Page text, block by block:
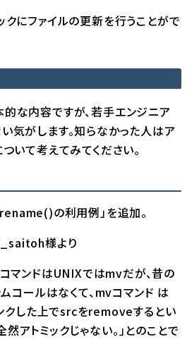
クにファイルの更新を行うことがで
な内容ですが、若手エンジニア
気がします。知らなかった人はア
いて考えてみてください。
の利用例」を追加。
様より
ンドはUNIXではmvだが、昔の
ールはなくて、mvコマンド は
クした上でsrcをremoveするとい
アトミックじゃない。」とのことで